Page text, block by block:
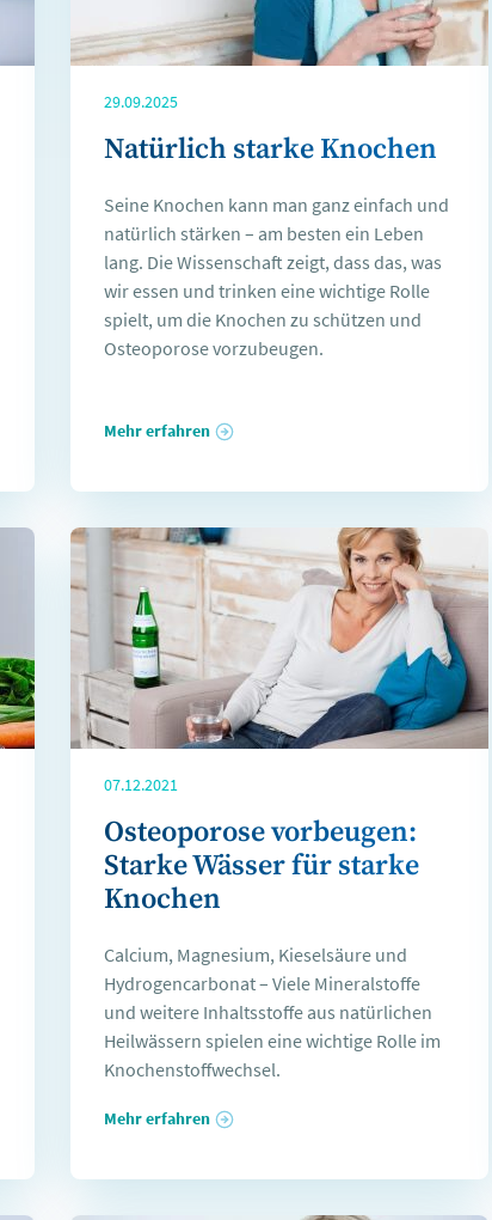
29.09.2025
Natürlich starke Knochen
Seine Knochen kann man ganz einfach und
natürlich stärken – am besten ein Leben
lang. Die Wissenschaft zeigt, dass das, was
wir essen und trinken eine wichtige Rolle
spielt, um die Knochen zu schützen und
Osteoporose vorzubeugen.
Mehr erfahren
07.12.2021
Osteoporose vorbeugen:
Starke Wässer für starke
Knochen
Calcium, Magnesium, Kieselsäure und
Hydrogencarbonat – Viele Mineralstoffe
und weitere Inhaltsstoffe aus natürlichen
Heilwässern spielen eine wichtige Rolle im
Knochenstoffwechsel.
Mehr erfahren